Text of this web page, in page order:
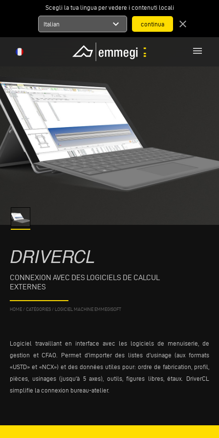
Scegli la tua lingua per vedere i contenuti locali
Italian expand_more close
menu
DRIVERCL
CONNEXION AVEC DES LOGICIELS DE CALCUL
EXTERNES
HOME / CATÉGORIES / LOGICIEL MACHINE EMMEGISOFT
Logiciel travaillant en interface avec les logiciels de menuiserie, de
gestion et CFAO. Permet d'importer des listes d'usinage (aux formats
«USTD» et «NCX») et des données utiles pour: ordre de fabrication, profil,
pièces, usinages (jusqu'à 5 axes), outils, figures libres, étaux. DriverCL
simplifie la connexion bureau-atelier.